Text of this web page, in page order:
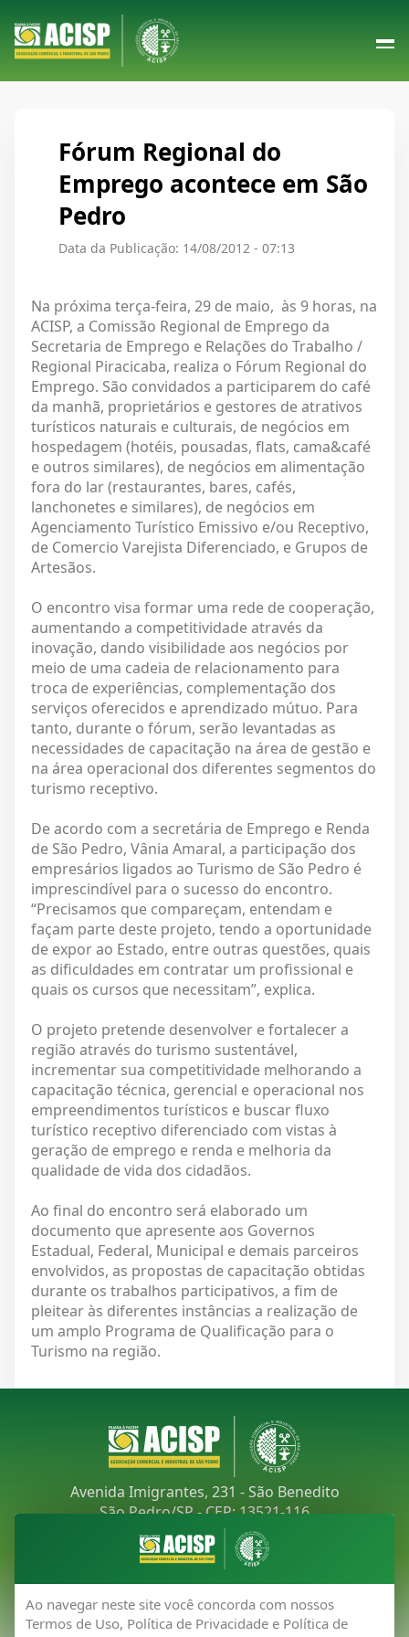
Ao navegar neste site você concorda com nossos
Termos de Uso, Política de Privacidade e Política de
Fórum Regional do
Emprego acontece em São
Pedro
Data da Publicação: 14/08/2012 - 07:13
Na próxima terça-feira, 29 de maio, às 9 horas, na
ACISP, a Comissão Regional de Emprego da
Secretaria de Emprego e Relações do Trabalho /
Regional Piracicaba, realiza o Fórum Regional do
Emprego. São convidados a participarem do café
da manhã, proprietários e gestores de atrativos
turísticos naturais e culturais, de negócios em
hospedagem (hotéis, pousadas, flats, cama&café
e outros similares), de negócios em alimentação
fora do lar (restaurantes, bares, cafés,
lanchonetes e similares), de negócios em
Agenciamento Turístico Emissivo e/ou Receptivo,
de Comercio Varejista Diferenciado, e Grupos de
Artesãos.
O encontro visa formar uma rede de cooperação,
aumentando a competitividade através da
inovação, dando visibilidade aos negócios por
meio de uma cadeia de relacionamento para
troca de experiências, complementação dos
serviços oferecidos e aprendizado mútuo. Para
tanto, durante o fórum, serão levantadas as
necessidades de capacitação na área de gestão e
na área operacional dos diferentes segmentos do
turismo receptivo.
De acordo com a secretária de Emprego e Renda
de São Pedro, Vânia Amaral, a participação dos
empresários ligados ao Turismo de São Pedro é
imprescindível para o sucesso do encontro.
“Precisamos que compareçam, entendam e
façam parte deste projeto, tendo a oportunidade
de expor ao Estado, entre outras questões, quais
as dificuldades em contratar um profissional e
quais os cursos que necessitam”, explica.
O projeto pretende desenvolver e fortalecer a
região através do turismo sustentável,
incrementar sua competitividade melhorando a
capacitação técnica, gerencial e operacional nos
empreendimentos turísticos e buscar fluxo
turístico receptivo diferenciado com vistas à
geração de emprego e renda e melhoria da
qualidade de vida dos cidadãos.
Ao final do encontro será elaborado um
documento que apresente aos Governos
Estadual, Federal, Municipal e demais parceiros
envolvidos, as propostas de capacitação obtidas
durante os trabalhos participativos, a fim de
pleitear às diferentes instâncias a realização de
um amplo Programa de Qualificação para o
Turismo na região.
Avenida Imigrantes, 231 - São Benedito
São Pedro/SP - CEP: 13521-116
Telefone:(19) 3481-9030
acisp@acispsaopedro.com.br